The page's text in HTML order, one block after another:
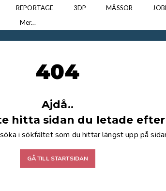
REPORTAGE 3DP MÄSSOR
Mer...
404
Ajdå..
hitta sidan du letade
i sökfältet som du hittar längst upp på
GÅ TILL STARTSIDAN